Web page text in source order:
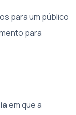
para um público
para
em que a